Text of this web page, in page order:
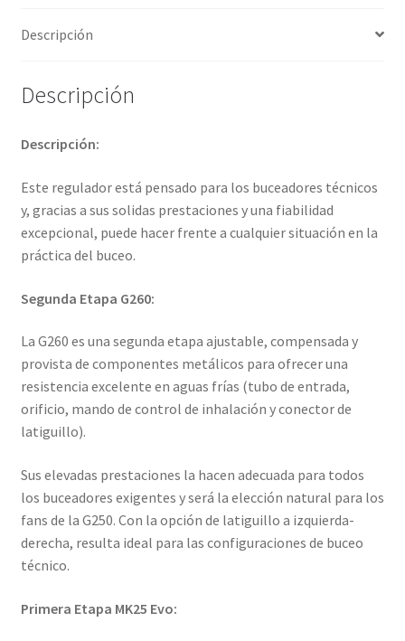
Descripción
Descripción
Descripción:
Este regulador está pensado para los buceadores técnicos
y, gracias a sus solidas prestaciones y una fiabilidad
excepcional, puede hacer frente a cualquier situación en la
práctica del buceo.
Segunda Etapa G260:
La G260 es una segunda etapa ajustable, compensada y
provista de componentes metálicos para ofrecer una
resistencia excelente en aguas frías (tubo de entrada,
orificio, mando de control de inhalación y conector de
latiguillo).
Sus elevadas prestaciones la hacen adecuada para todos
los buceadores exigentes y será la elección natural para los
fans de la G250. Con la opción de latiguillo a izquierda-
derecha, resulta ideal para las configuraciones de buceo
técnico.
Primera Etapa MK25 Evo: